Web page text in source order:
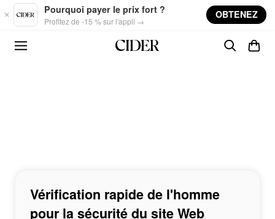
Skip to main content
Pourquoi payer le prix fort ?
Profitez de -15 % sur l'appli →
OBTENEZ
Vérification rapide de l'homme
pour la sécurité du site Web